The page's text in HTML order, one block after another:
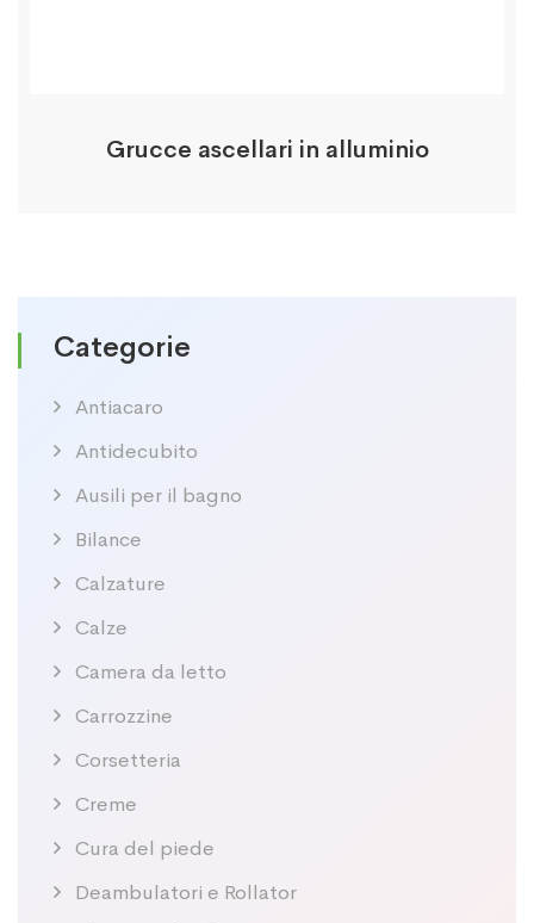
Categorie
Antiacaro
Antidecubito
Ausili per il bagno
Bilance
Calzature
Calze
Camera da letto
Carrozzine
Corsetteria
Creme
Cura del piede
Deambulatori e Rollator
Grucce ascellari in alluminio